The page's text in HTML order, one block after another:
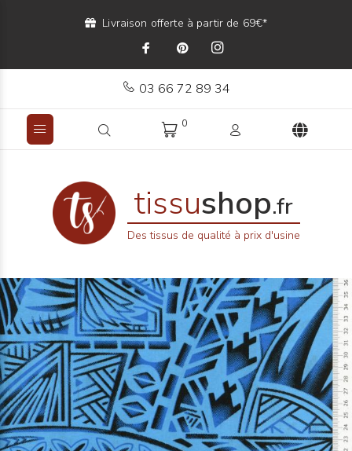
Livraison offerte à partir de 69€*
03 66 72 89 34
0
tissushop.fr
Des tissus de qualité à prix d'usine